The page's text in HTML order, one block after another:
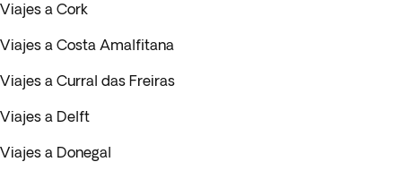
Viajes a Cork
Viajes a Costa Amalfitana
Viajes a Curral das Freiras
Viajes a Delft
Viajes a Donegal